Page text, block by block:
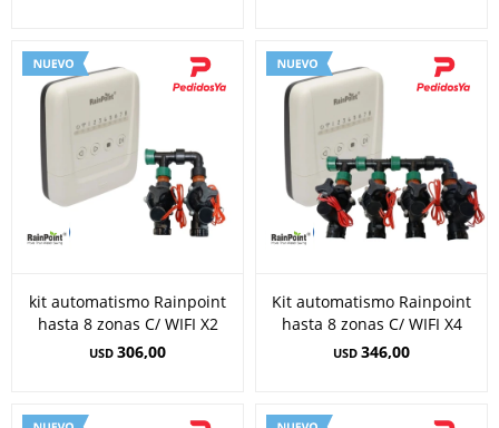
kit automatismo Rainpoint
hasta 8 zonas C/ WIFI X2
USD 306,00
Kit automatismo Rainpoint
hasta 8 zonas C/ WIFI X4
USD 346,00